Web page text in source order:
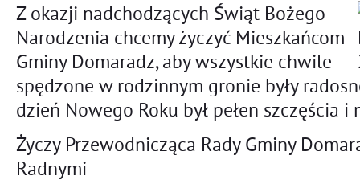
Z okazji nadchodzących Świąt Bożego
Narodzenia chcemy życzyć Mieszkańcom
Gminy Domaradz, aby wszystkie chwile
spędzone w rodzinnym gronie były
dzień Nowego Roku był pełen szczęścia i
Życzy Przewodnicząca Rady Gminy
Radnymi